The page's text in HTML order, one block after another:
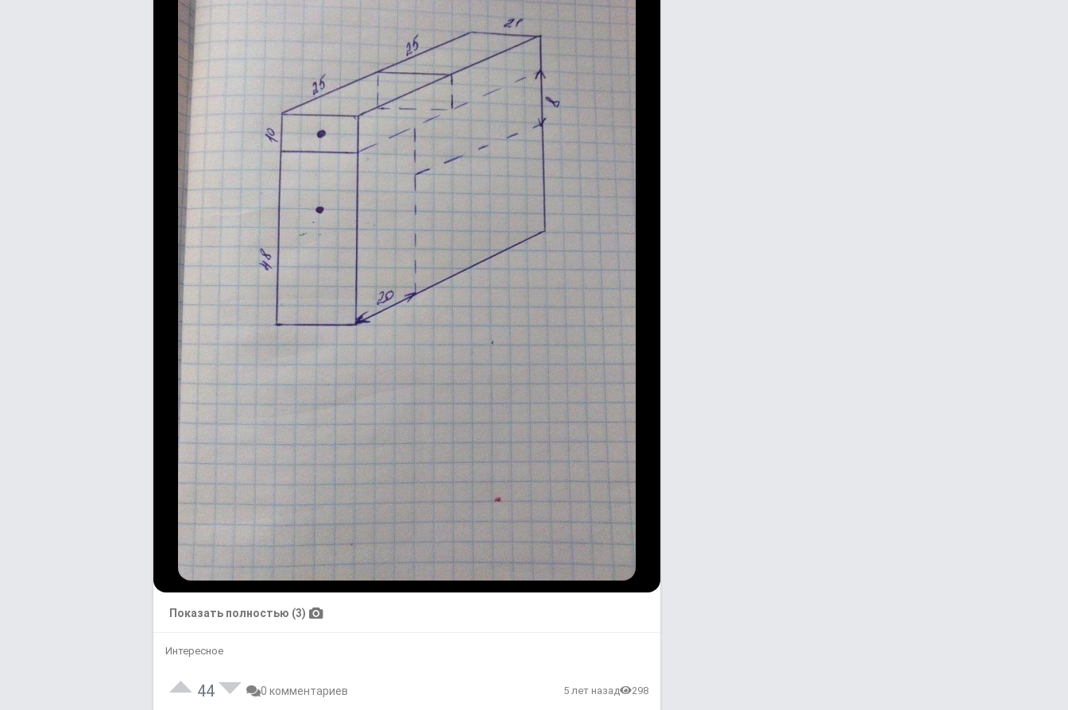
Показать полностью (3)
Интересное
44 0 комментариев 5 лет назад 298